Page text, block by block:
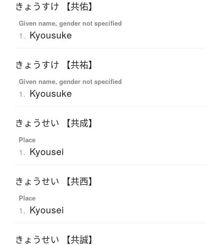
きょうすけ 【共佑】
Given name, gender not specified
1. Kyousuke
きょうすけ 【共祐】
Given name, gender not specified
1. Kyousuke
きょうせい 【共成】
Place
1. Kyousei
きょうせい 【共西】
Place
1. Kyousei
きょうせい 【共誠】